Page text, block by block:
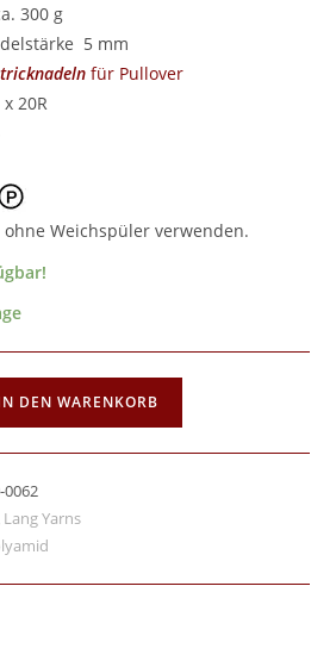
300 g
5 mm
für Pullover
20R
Weichspüler verwenden.
DEN WARENKORB
0062
Lang Yarns